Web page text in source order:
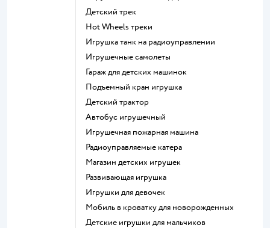
Детский трек
Hot Wheels треки
Игрушка танк на радиоуправлении
Игрушечные самолеты
Гараж для детских машинок
Подъемный кран игрушка
Детский трактор
Автобус игрушечный
Игрушечная пожарная машина
Радиоуправляемые катера
Магазин детских игрушек
Развивающая игрушка
Игрушки для девочек
Мобиль в кроватку для новорожденных
Детские игрушки для мальчиков